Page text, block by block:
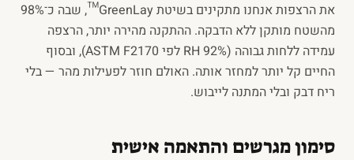
את הרצפות אנחנו מתקינים בשיטת GreenLay™, שבה כ־98%
מהשטח מותקן ללא הדבקה. ההתקנה מהירה יותר, הרצפה
עמידה ללחות גבוהה (RH 92%‎ לפי ASTM F2170), ובסוף
החיים קל יותר למחזר אותה. האולם חוזר לפעילות מהר — בלי
ריח דבק ובלי המתנה לייבוש.
סימון מגרשים והתאמה אישית